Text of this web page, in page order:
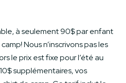
à seulement 90$ par enfant
Nous n’inscrivons pas les
le prix est fixe pour l’été au
supplémentaires, vos